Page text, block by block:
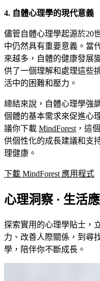
4. 自體心理學的現代意義
儘管自體心理學起源於20
中仍然具有重要意義。當
來越多，自體的健康發展
供了一個理解和處理這些
活中的困難和壓力。
總結來說，自體心理學強
個體的基本需求來促進心
議你下載 MindForest ，這
供個性化的成長建議和支
理健康。
下載 MindForest 應用程式
心理洞察 · 生活
探索實用的心理學貼士，
力、改善人際關係，到尋
學，陪伴你不斷成長。